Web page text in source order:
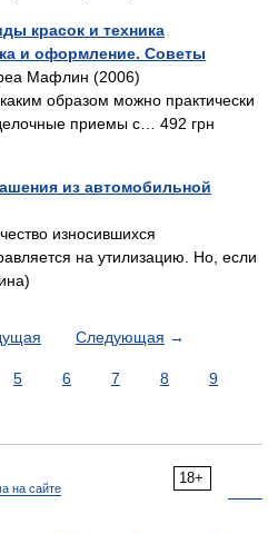
красок и техника
и оформление. Советы
Мафлин (2006)
образом можно практически
приемы с… 492 грн
из автомобильной
износившихся
на утилизацию. Но, если
Следующая →
5 6 7 8
9
18+
на сайте